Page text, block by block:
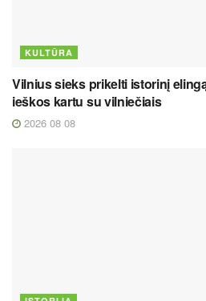
KULTŪRA
Vilnius sieks prikelti istorinį
ieškos kartu su vilniečiais
2026 08 08